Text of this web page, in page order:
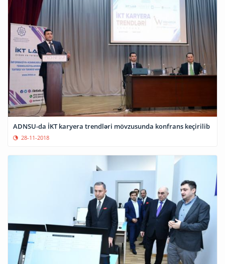
ADNSU-da İKT karyera trendləri mövzusunda konfrans keçirilib
28-11-2018